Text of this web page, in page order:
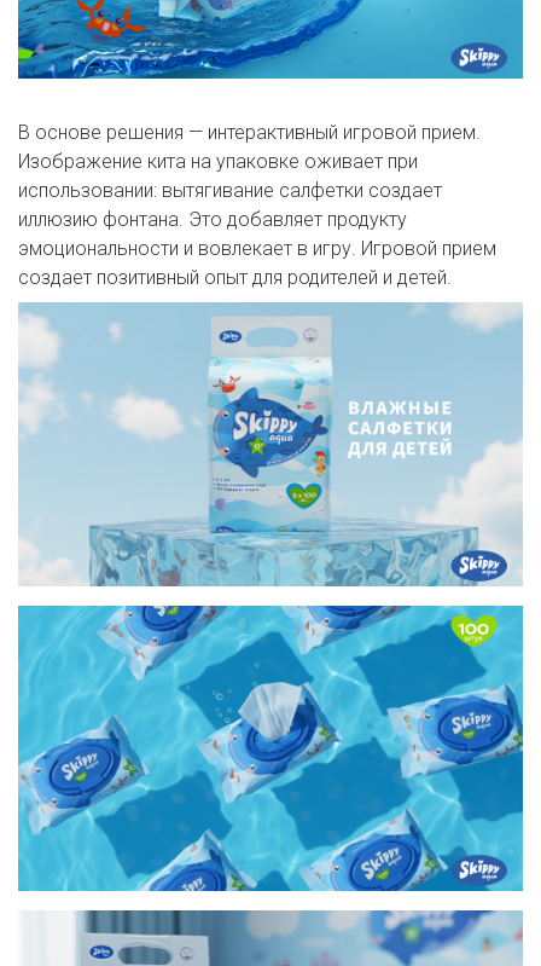
В основе решения — интерактивный игровой прием.
Изображение кита на упаковке оживает при
использовании: вытягивание салфетки создает
иллюзию фонтана. Это добавляет продукту
эмоциональности и вовлекает в игру. Игровой прием
создает позитивный опыт для родителей и детей.